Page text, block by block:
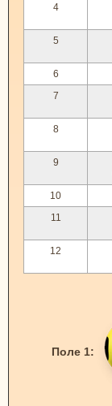
4
5
6
7
8
9
10
11
12
Поле 1: